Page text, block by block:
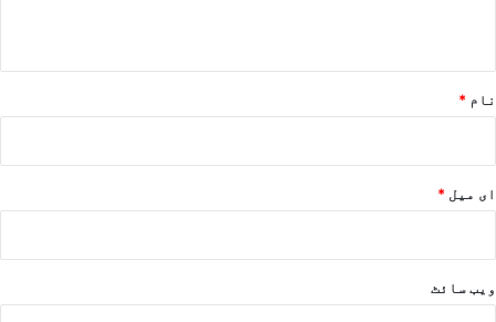
نام *
ای میل *
ویب‌ سائٹ